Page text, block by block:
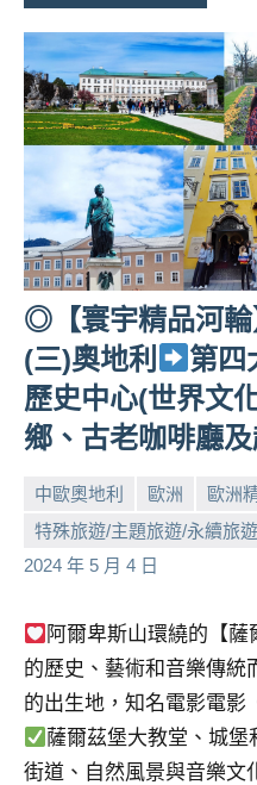
◎【寰宇精品河
(三)奧地利
第四
歷史中心(世界文
鄉、古老咖啡廳
中歐奧地利 歐洲
歐洲
特殊旅遊/主題旅遊/永續旅遊
2024 年 5 月 4 日
小
芳
No
comments
阿爾卑斯山環繞的【
的歷史、藝術和音樂傳統
的出生地，知名電影電影
薩爾茲堡大教堂、城
街道、自然風景與音樂文